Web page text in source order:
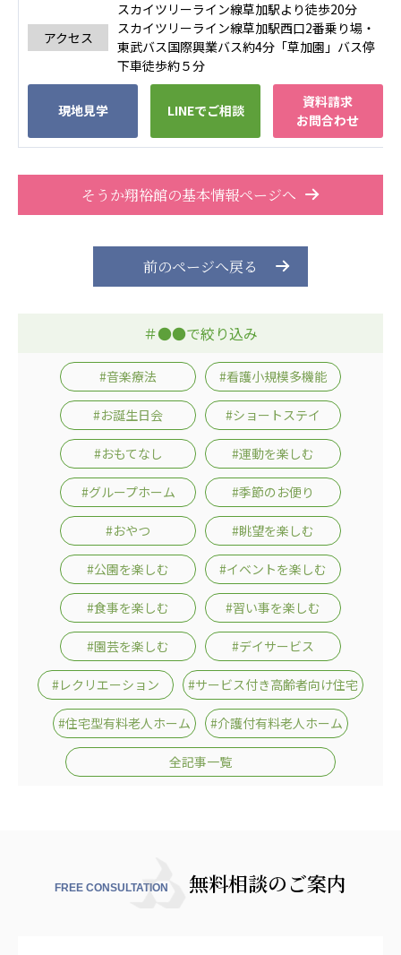
株式会社エネクト 株式会社 G.com R＆M
海外
海外グループ会社
美迪克（上海）商务咨询有限公司
共生（大連）商務諮詢有限公司
Angkor-Japan Friendship International
クヴィアン小学校・カンボジア日本友好共生クヴ
カンボジア日本友好技術教育センター
NGO共生の家
瀋陽長者会
上海介護施設
広州谷豊園
アクセス
スカイツリーライン線草加駅より徒歩20分
スカイツリーライン線草加駅西口2番乗り場・
東武バス国際興業バス約4分「草加園」バス停
下車徒歩約５分
現地見学 LINEでご相談
資料請求
お問合わせ
そうか翔裕館の基本情報ページへ
前のページへ戻る
＃●●で絞り込み
#音楽療法 #看護小規模多機能
#お誕生日会 #ショートステイ
#おもてなし #運動を楽しむ
#グループホーム #季節のお便り
#おやつ #眺望を楽しむ
#公園を楽しむ #イベントを楽しむ
#食事を楽しむ #習い事を楽しむ
#園芸を楽しむ #デイサービス
#レクリエーション #サービス付き高齢者向け住宅
#住宅型有料老人ホーム #介護付有料老人ホーム
全記事一覧
FREE CONSULTATION 無料相談のご案内